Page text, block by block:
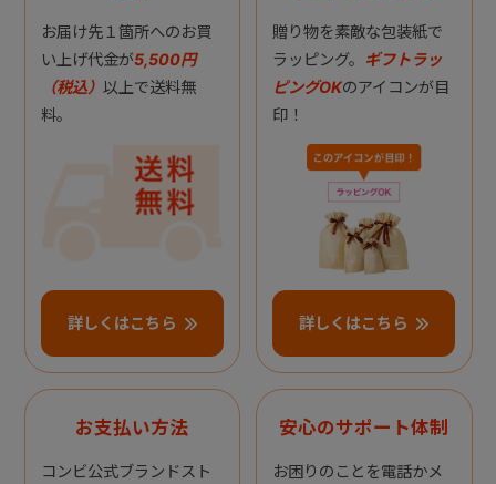
お届け先１箇所へのお買
い上げ代金が5,500円
（税込） 以上で送料無
料。
詳しくはこちら
贈り物を素敵な包装紙で
ラッピング。 ギフトラッ
ピングOKのアイコンが目
印！
詳しくはこちら
お支払い方法
コンビ公式ブランドスト
安心のサポート体制
お困りのことを電話かメ